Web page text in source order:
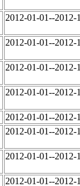
2012-01-01--
2012-01-01--
2012-01-01--
2012-01-01--
2012-01-01--
2012-01-01--
2012-01-01--
2012-01-01--